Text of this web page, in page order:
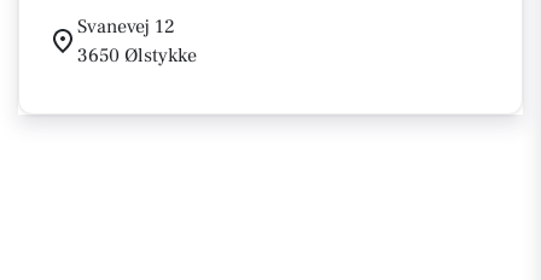
Svanevej 12
3650 Ølstykke